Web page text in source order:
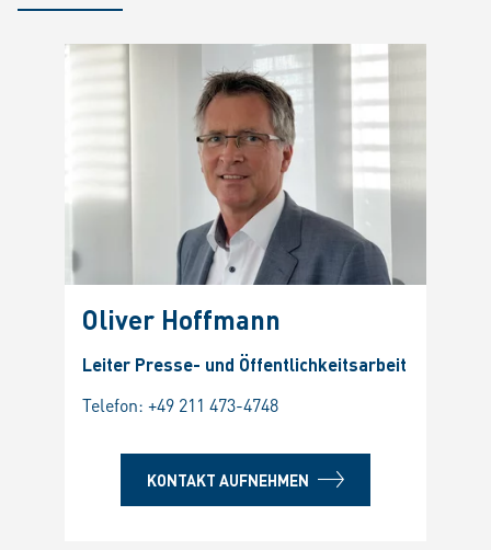
Oliver Hoffmann
Leiter Presse- und Öffentlichkeitsarbeit
Telefon: +49 211 473-4748
KONTAKT AUFNEHMEN